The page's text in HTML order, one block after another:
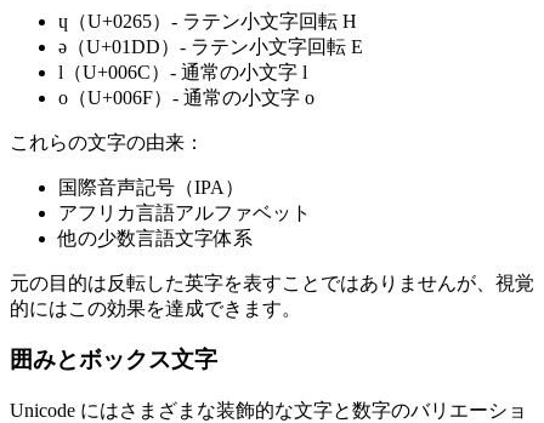
ɥ（U+0265）- ラテン小文字回転 H
ǝ（U+01DD）- ラテン小文字回転 E
l（U+006C）- 通常の小文字 l
o（U+006F）- 通常の小文字 o
これらの文字の由来：
国際音声記号（IPA）
アフリカ言語アルファベット
他の少数言語文字体系
元の目的は反転した英字を表すことではありませんが、視覚
的にはこの効果を達成できます。
囲みとボックス文字
Unicode にはさまざまな装飾的な文字と数字のバリエーショ